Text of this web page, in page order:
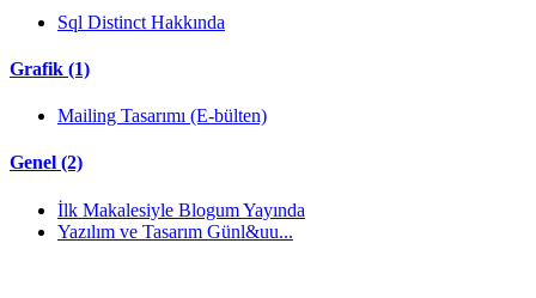
Sql Distinct Hakkında
Grafik (1)
Mailing Tasarımı (E-bülten)
Genel (2)
İlk Makalesiyle Blogum Yayında
Yazılım ve Tasarım Günl&uu...